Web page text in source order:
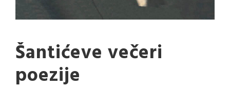
Šantićeve večeri
poezije